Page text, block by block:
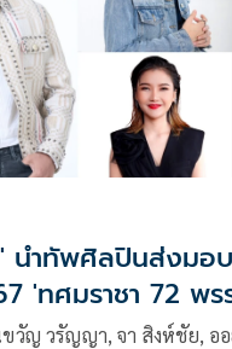
นำทัพศิลปินส่งมอ
'ทศมราชา 72 พร
วัญ วรัญญา, จา สิงห์ชัย, ออ